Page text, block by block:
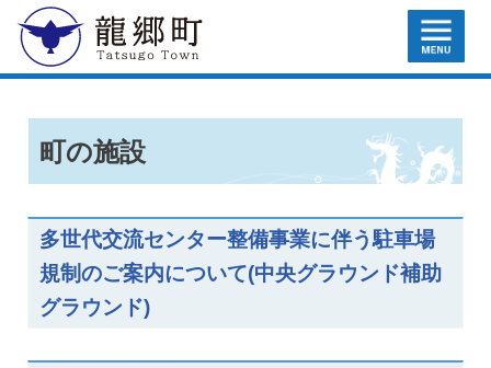
龍郷町 MENU
町の施設
多世代交流センター整備事業に伴う駐車場
規制のご案内について(中央グラウンド補助
グラウンド)